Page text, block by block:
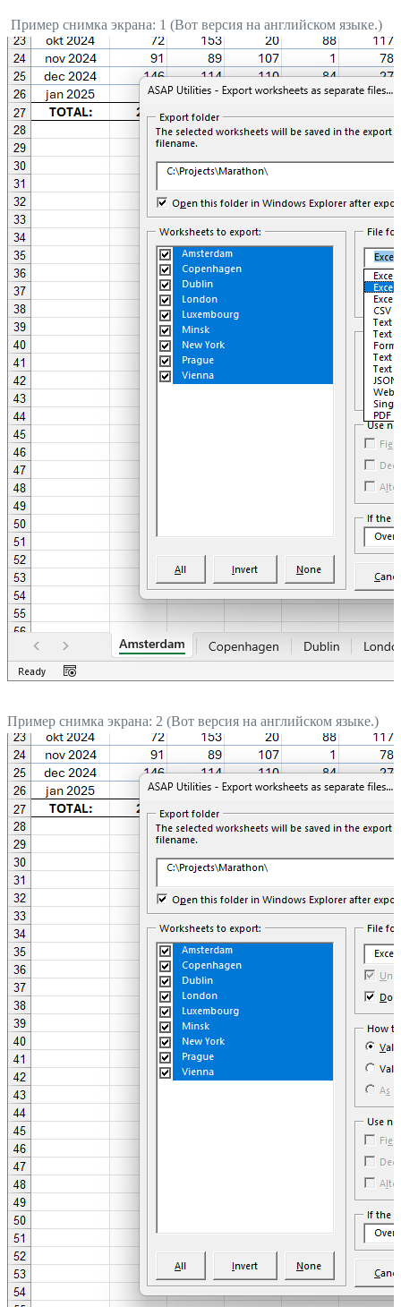
Пример снимка экрана: 1 (Вот версия на английском языке.)
Пример снимка экрана: 2 (Вот версия на английском языке.)